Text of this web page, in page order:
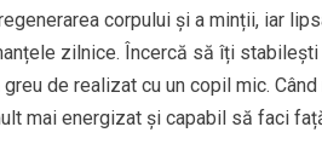
corpului și a minții, iar
zilnice. Încercă să îți stabilești
de realizat cu un copil mic.
mai energizat și capabil să faci